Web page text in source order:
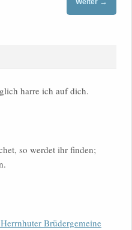
Weiter
harre ich auf dich.
so werdet ihr finden;
Brüdergemeine